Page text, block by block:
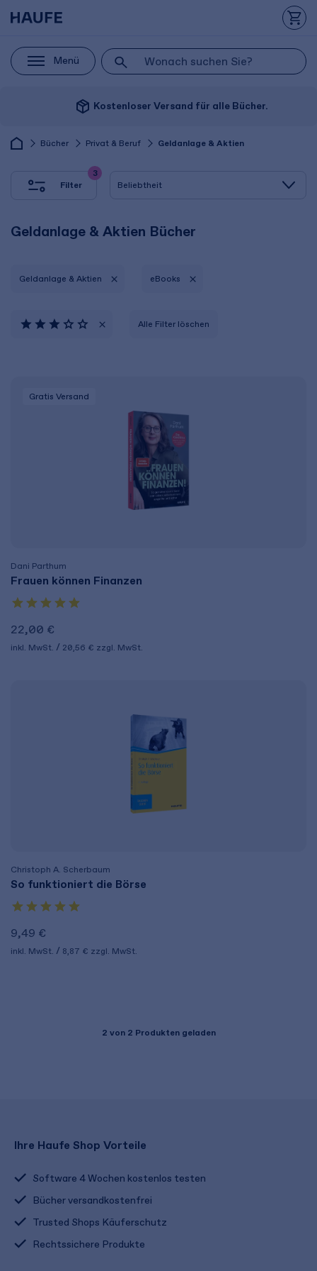
Menü
package_2 Kostenloser Versand für alle Bücher.
Bücher Privat & Beruf Geldanlage & Aktien
Filter
3
Geldanlage & Aktien Bücher
Geldanlage & Aktien eBooks
Alle Filter löschen
Gratis Versand
Dani Parthum
Frauen können Finanzen
22,00 €
inkl. MwSt. 20,56 € zzgl. MwSt.
Christoph A. Scherbaum
So funktioniert die Börse
9,49 €
inkl. MwSt. 8,87 € zzgl. MwSt.
2 von 2 Produkten geladen
Ihre Haufe Shop Vorteile
Software 4 Wochen kostenlos testen
Bücher versandkostenfrei
Trusted Shops Käuferschutz
Rechtssichere Produkte